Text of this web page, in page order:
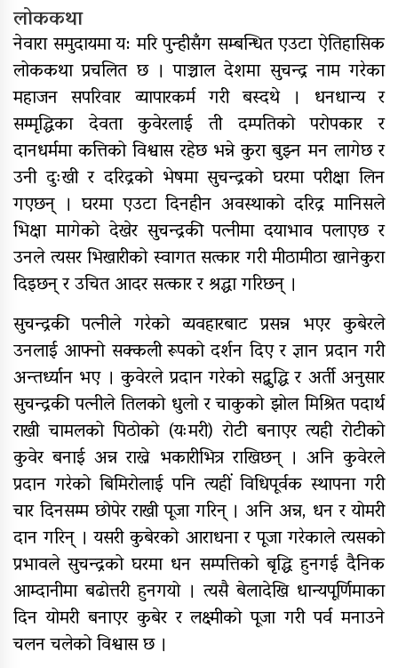
लोककथा
नेवारा समुदायमा य: मरि पुन्हीसँग सम्बन्धित एउटा ऐतिहासिक
लोककथा प्रचलित छ । पाञ्चाल देशमा सुचन्द्र नाम गरेका
महाजन सपरिवार व्यापारकर्म गरी बस्दथे । धनधान्य र
सम्मृद्धिका देवता कुवेरलाई ती दम्पतिको परोपकार र
दानधर्ममा कत्तिको विश्वास रहेछ भन्ने कुरा बुझ्न मन लागेछ र
उनी दुःखी र दरिद्रको भेषमा सुचन्द्रको घरमा परीक्षा लिन
गएछन् । घरमा एउटा दिनहीन अवस्थाको दरिद्र मानिसले
भिक्षा मागेको देखेर सुचन्द्रकी पत्नीमा दयाभाव पलाएछ र
उनले त्यसर भिखारीको स्वागत सत्कार गरी मीठामीठा खानेकुरा
दिइछन् र उचित आदर सत्कार र श्रद्धा गरिछन् ।
सुचन्द्रकी पत्नीले गरेको व्यवहारबाट प्रसन्न भएर कुबेरले
उनलाई आफ्नो सक्कली रूपको दर्शन दिए र ज्ञान प्रदान गरी
अन्तर्ध्यान भए । कुवेरले प्रदान गरेको सद्बुद्धि र अर्ती अनुसार
सुचन्द्रकी पत्नीले तिलको धुलो र चाकुको झोल मिश्रित पदार्थ
राखी चामलको पिठोको (यःमरी) रोटी बनाएर त्यही रोटीको
कुवेर बनाई अन्न राख्ने भकारीभित्र राखिछन् । अनि कुवेरले
प्रदान गरेको बिमिरोलाई पनि त्यहीं विधिपूर्वक स्थापना गरी
चार दिनसम्म छोपेर राखी पूजा गरिन् । अनि अन्न, धन र योमरी
दान गरिन् । यसरी कुबेरको आराधना र पूजा गरेकाले त्यसको
प्रभावले सुचन्द्रको घरमा धन सम्पत्तिको बृद्धि हुनगई दैनिक
आम्दानीमा बढोत्तरी हुनगयो । त्यसै बेलादेखि धान्यपूर्णिमाका
दिन योमरी बनाएर कुबेर र लक्ष्मीको पूजा गरी पर्व मनाउने
चलन चलेको विश्वास छ ।